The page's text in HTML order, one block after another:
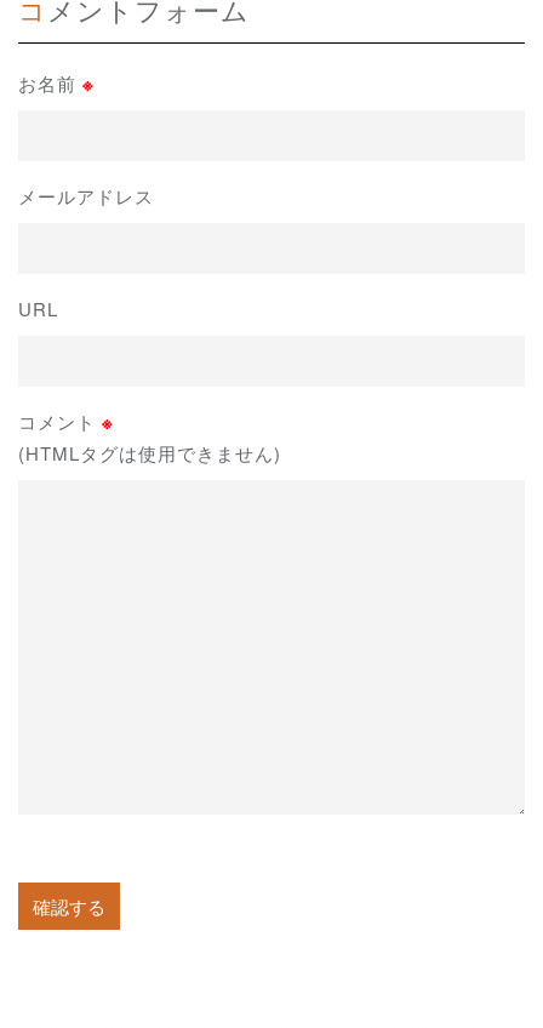
コメントフォーム
お名前 ※
メールアドレス
URL
コメント ※
(HTMLタグは使用できません)